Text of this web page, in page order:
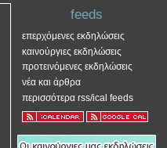
feeds
επερχόμενες εκδηλώσεις
καινούργιες εκδηλώσεις
προτεινόμενες εκδηλώσεις
νέα και άρθρα
περισσότερα rss/ical feeds